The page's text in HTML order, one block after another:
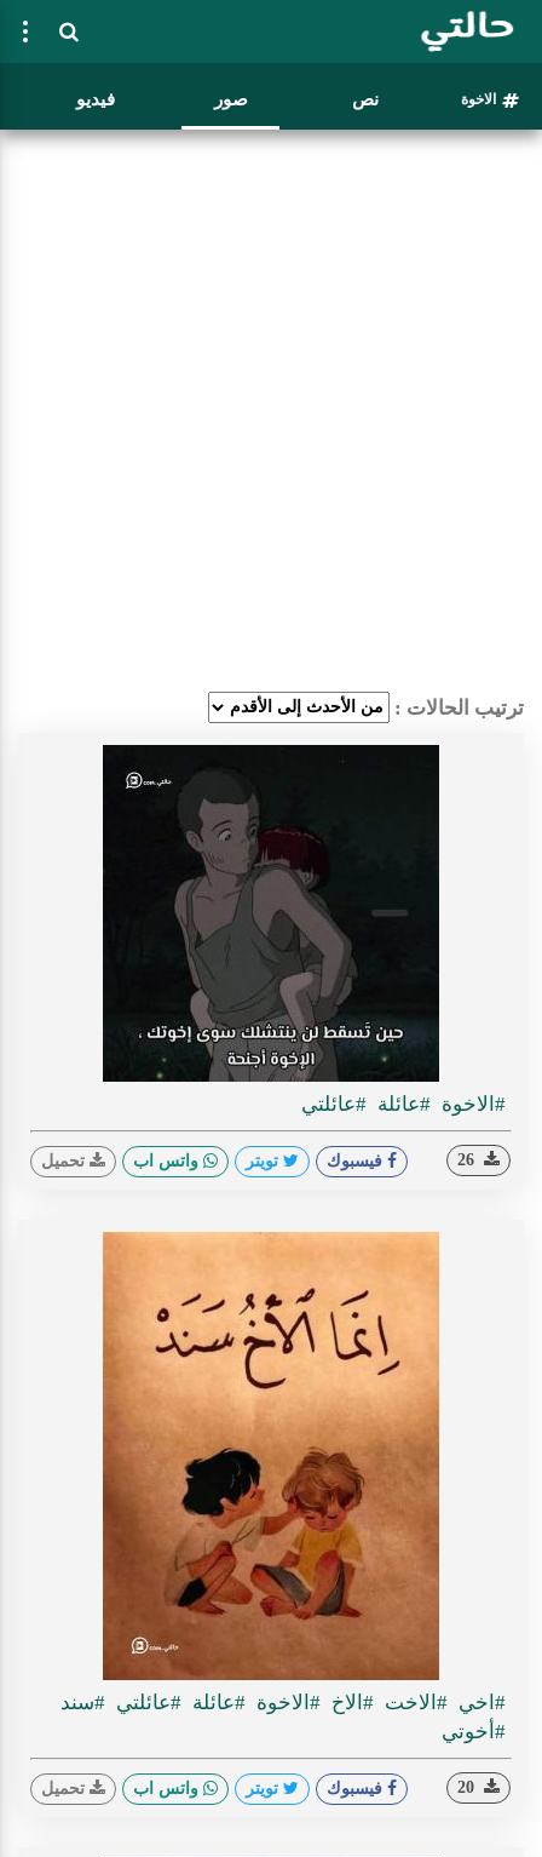
الاخوة نص صور فيديو
ترتيب الحالات :
#الاخوة #عائلة #عائلتي
فيسبوك تويتر واتس اب تحميل
#اخي #الاخت #الاخ #الاخوة #عائلة #عائلتي #سند
#أخوتي
فيسبوك تويتر واتس اب تحميل